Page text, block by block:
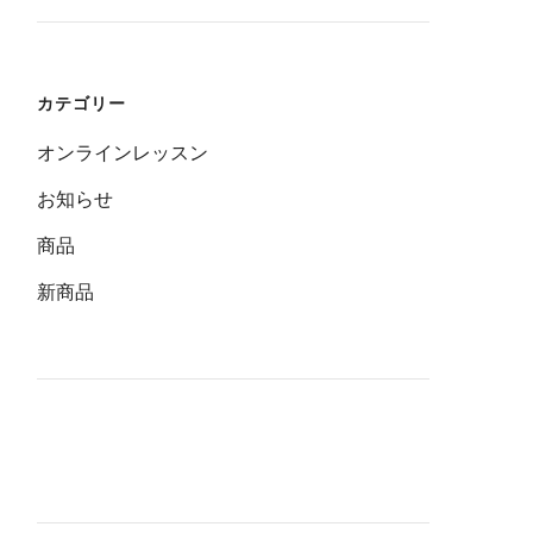
カテゴリー
オンラインレッスン
お知らせ
商品
新商品